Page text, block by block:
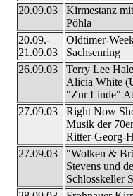
20.09.03
Kirmestanz
Pöhla
20.09.-
21.09.03
Oldtimer-
Sachsenring
26.09.03
Terry Lee Hale
Alicia White
"Zur Linde"
27.09.03
Right Now
Musik der
Ritter-Georg-
27.09.03
"Wolken &
Stevens und
Schlosskeller